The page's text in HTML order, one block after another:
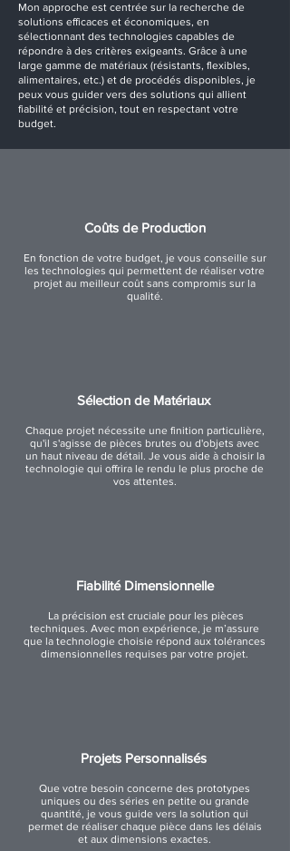
Mon approche est centrée sur la recherche de
solutions efficaces et économiques, en
sélectionnant des technologies capables de
répondre à des critères exigeants. Grâce à une
large gamme de matériaux (résistants, flexibles,
alimentaires, etc.) et de procédés disponibles, je
peux vous guider vers des solutions qui allient
fiabilité et précision, tout en respectant votre
budget.
Coûts de Production
En fonction de votre budget, je vous conseille sur
les technologies qui permettent de réaliser votre
projet au meilleur coût sans compromis sur la
qualité.
Sélection de Matériaux
Chaque projet nécessite une finition particulière,
qu'il s'agisse de pièces brutes ou d'objets avec
un haut niveau de détail. Je vous aide à choisir la
technologie qui offrira le rendu le plus proche de
vos attentes.
Fiabilité Dimensionnelle
La précision est cruciale pour les pièces
techniques. Avec mon expérience, je m’assure
que la technologie choisie répond aux tolérances
dimensionnelles requises par votre projet.
Projets Personnalisés
Que votre besoin concerne des prototypes
uniques ou des séries en petite ou grande
quantité, je vous guide vers la solution qui
permet de réaliser chaque pièce dans les délais
et aux dimensions exactes.